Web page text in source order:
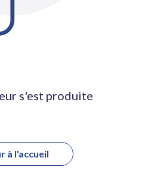
s'est produite
à l'accueil